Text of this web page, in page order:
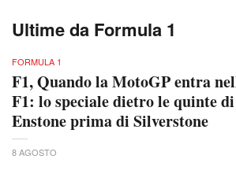
Ultime da Formula 1
FORMULA 1
F1, Quando la MotoGP entra
F1: lo speciale dietro le quinte
Enstone prima di Silverstone
8 AGOSTO